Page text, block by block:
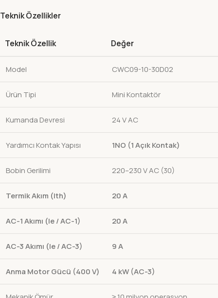
Teknik Özellikler
Teknik Özellik Değer
Model CWC09-10-30D02
Ürün Tipi Mini Kontaktör
Kumanda Devresi 24 V AC
Yardımcı Kontak Yapısı 1NO (1 Açık Kontak)
Bobin Gerilimi 220–230 V AC (30)
Termik Akım (Ith) 20 A
AC-1 Akımı (Ie / AC-1) 20 A
AC-3 Akımı (Ie / AC-3) 9 A
Anma Motor Gücü (400 V) 4 kW (AC-3)